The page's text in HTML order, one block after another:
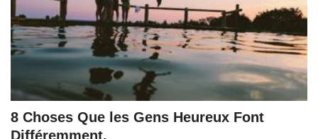
8 Choses Que les Gens Heureux Font
Différemment.